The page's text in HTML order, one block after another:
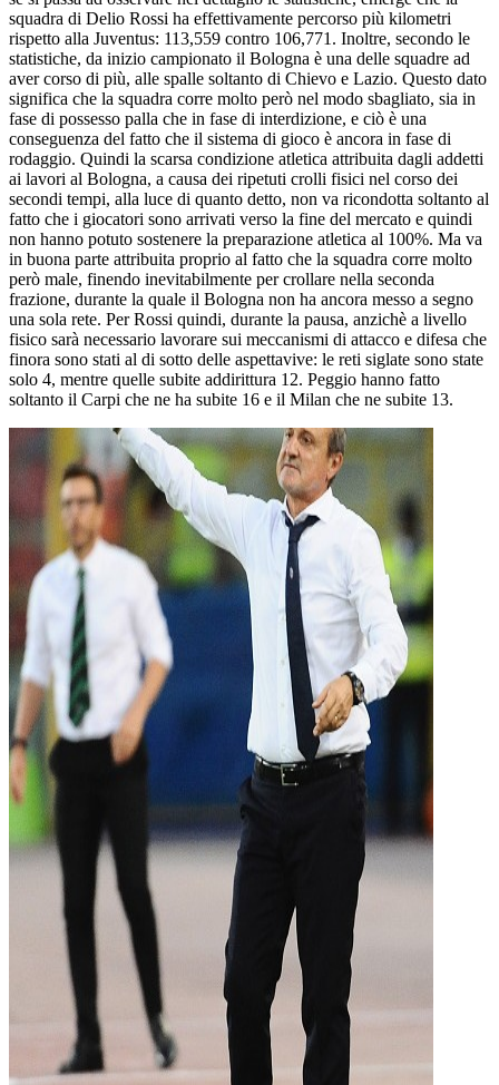
squadra di Delio Rossi ha effettivamente percorso più kilometri
rispetto alla Juventus: 113,559 contro 106,771. Inoltre, secondo le
statistiche, da inizio campionato il Bologna è una delle squadre ad
aver corso di più, alle spalle soltanto di Chievo e Lazio. Questo dato
significa che la squadra corre molto però nel modo sbagliato, sia in
fase di possesso palla che in fase di interdizione, e ciò è una
conseguenza del fatto che il sistema di gioco è ancora in fase di
rodaggio. Quindi la scarsa condizione atletica attribuita dagli addetti
ai lavori al Bologna, a causa dei ripetuti crolli fisici nel corso dei
secondi tempi, alla luce di quanto detto, non va ricondotta soltanto al
fatto che i giocatori sono arrivati verso la fine del mercato e quindi
non hanno potuto sostenere la preparazione atletica al 100%. Ma va
in buona parte attribuita proprio al fatto che la squadra corre molto
però male, finendo inevitabilmente per crollare nella seconda
frazione, durante la quale il Bologna non ha ancora messo a segno
una sola rete. Per Rossi quindi, durante la pausa, anzichè a livello
fisico sarà necessario lavorare sui meccanismi di attacco e difesa che
finora sono stati al di sotto delle aspettavive: le reti siglate sono state
solo 4, mentre quelle subite addirittura 12. Peggio hanno fatto
soltanto il Carpi che ne ha subite 16 e il Milan che ne subite 13.